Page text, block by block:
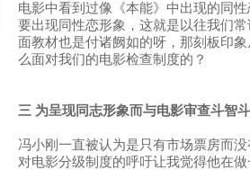
电影中看到过像《本能》中出现的同
要出现同性恋形象，这就是以往我们
面教材也是付诸阙如的呀，那刻板印
么面对我们的电影检查制度的？
三 为呈现同志形象而与电影审查斗智
冯小刚一直被认为是只有市场票房而
对电影分级制度的呼吁让我觉得他在